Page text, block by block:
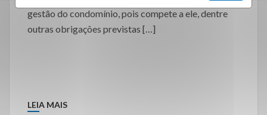
gestão do condomínio, pois compete a ele, dentre
outras obrigações previstas […]
LEIA MAIS